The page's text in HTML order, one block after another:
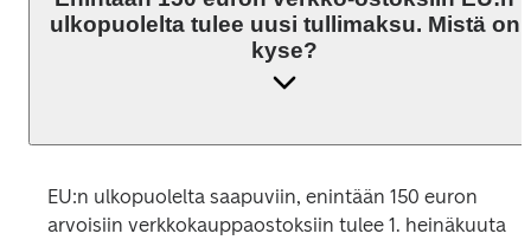
ulkopuolelta tulee uusi tullimaksu. Mistä on
kyse?
EU:n ulkopuolelta saapuviin, enintään 150 euron
arvoisiin verkkokauppaostoksiin tulee 1. heinäkuuta